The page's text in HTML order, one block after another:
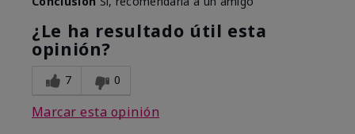
¿Le ha resultado útil esta
opinión?
7 0
Marcar esta opinión